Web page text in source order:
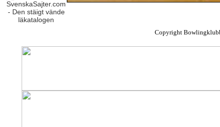
Copyright